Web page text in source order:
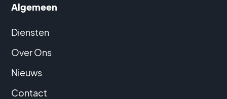
Algemeen
Diensten
Over Ons
Nieuws
Contact